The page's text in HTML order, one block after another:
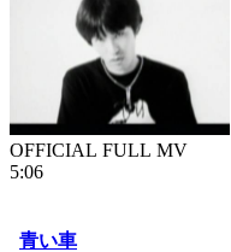
OFFICIAL FULL MV
5:06
青い車